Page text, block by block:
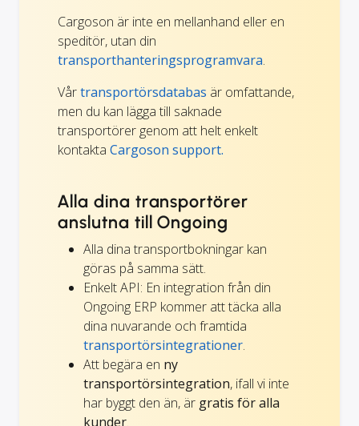
Cargoson är inte en mellanhand eller en
speditör, utan din
transporthanteringsprogramvara.
Vårtransportörsdatabas är omfattande,
men du kan lägga till saknade
transportörer genom att helt enkelt
kontakta Cargoson support.
Alla dina transportörer
anslutna till Ongoing
Alla dina transportbokningar kan
göras på samma sätt.
Enkelt API: En integration från din
Ongoing ERP kommer att täcka alla
dina nuvarande och framtida
transportörsintegrationer.
Att begära en ny
transportörsintegration, ifall vi inte
har byggt den än, är gratis för alla
kunder